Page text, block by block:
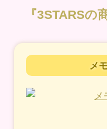
『3STARSの
メ